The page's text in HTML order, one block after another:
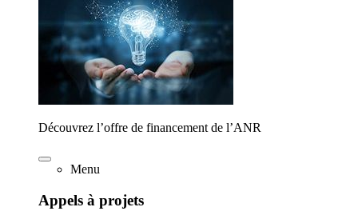
Découvrez l’offre de financement de l’ANR
Menu
Appels à projets